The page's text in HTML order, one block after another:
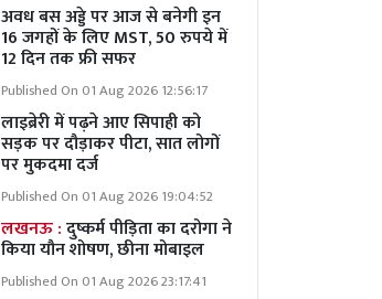
अवध बस अड्डे पर आज से बनेगी इन
16 जगहों के लिए MST, 50 रुपये में
12 दिन तक फ्री सफर
Published On 01 Aug 2026 12:56:17
लाइब्रेरी में पढ़ने आए सिपाही को
सड़क पर दौड़ाकर पीटा, सात लोगों
पर मुकदमा दर्ज
Published On 01 Aug 2026 19:04:52
लखनऊ :दुष्कर्म पीड़िता का दरोगा ने
किया यौन शोषण, छीना मोबाइल
Published On 01 Aug 2026 23:17:41